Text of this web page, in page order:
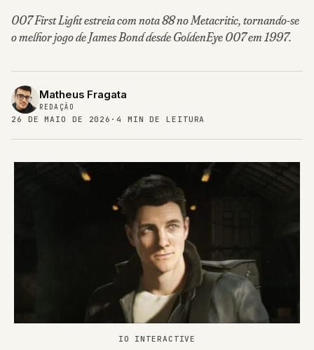
007 First Light estreia com nota 88 no Metacritic, tornando-se
o melhor jogo de James Bond desde GoldenEye 007 em 1997.
Matheus Fragata
REDAÇÃO
26 DE MAIO DE 2026 ·4 MIN DE LEITURA
IO INTERACTIVE